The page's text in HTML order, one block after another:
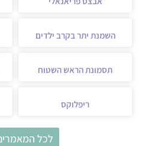
השמנת יתר בקרב ילדים
תסמונת הראש השטוח
ריפלוקס
לכל